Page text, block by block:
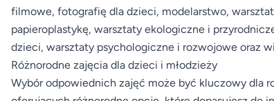
filmowe, fotografię dla dzieci, modelarstwo,
papieroplastykę, warsztaty ekologiczne i
dzieci, warsztaty psychologiczne i rozwojowe oraz
Różnorodne zajęcia dla dzieci i młodzieży
Wybór odpowiednich zajęć może być kluczowy dla